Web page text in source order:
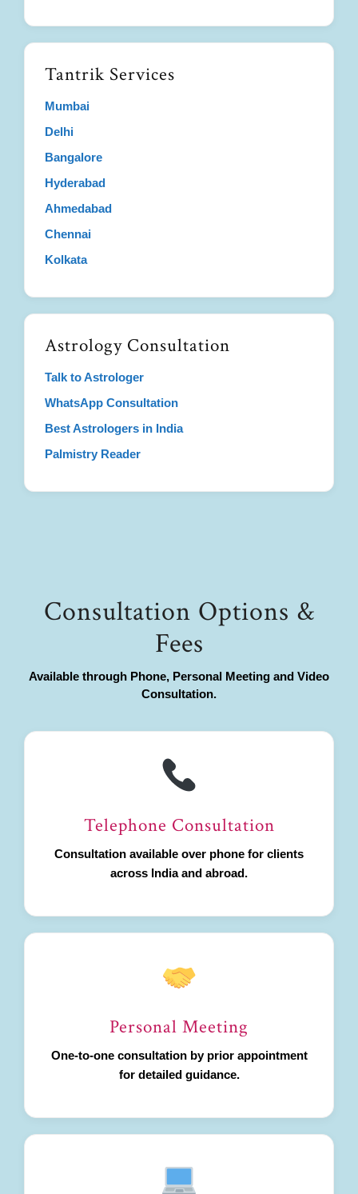
Tantrik Services
Mumbai
Delhi
Bangalore
Hyderabad
Ahmedabad
Chennai
Kolkata
Astrology Consultation
Talk to Astrologer
WhatsApp Consultation
Best Astrologers in India
Palmistry Reader
Consultation Options &
Fees
Available through Phone, Personal Meeting and Video
Consultation.
Telephone Consultation
Consultation available over phone for clients
across India and abroad.
Personal Meeting
One-to-one consultation by prior appointment
for detailed guidance.